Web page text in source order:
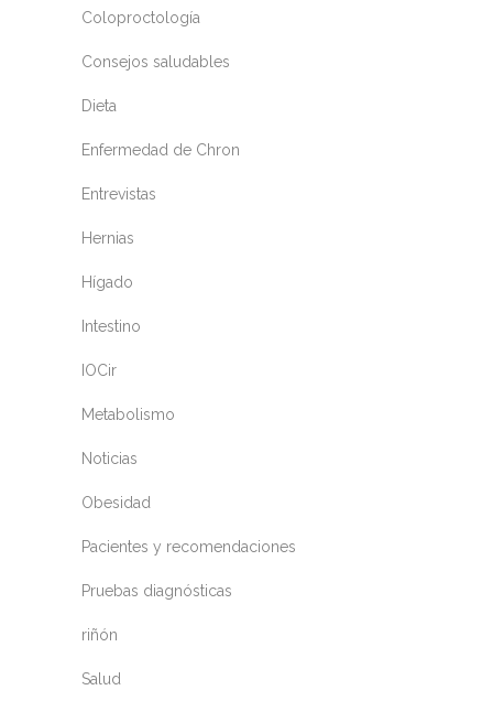
Coloproctología
Consejos saludables
Dieta
Enfermedad de Chron
Entrevistas
Hernias
Hígado
Intestino
IOCir
Metabolismo
Noticias
Obesidad
Pacientes y recomendaciones
Pruebas diagnósticas
riñón
Salud